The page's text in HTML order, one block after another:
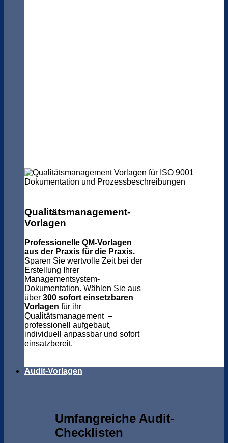
Qualitätsmanagement-
Vorlagen
Professionelle QM-Vorlagen
aus der Praxis für die Praxis.
Sparen Sie wertvolle Zeit bei der
Erstellung Ihrer
Managementsystem-
Dokumentation. Wählen Sie aus
über 300 sofort einsetzbaren
Vorlagen für ihr
Qualitätsmanagement –
professionell aufgebaut,
individuell anpassbar und sofort
einsatzbereit.
Audit-Vorlagen
Umfangreiche Audit-
Checklisten